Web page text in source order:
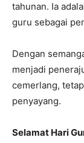
tahunan. Ia
guru sebagai
Dengan
menjadi
cemerlang,
penyayang.
Selamat Hari